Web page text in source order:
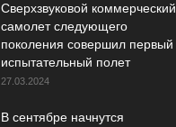
Сверхзвуковой коммерческий
самолет следующего
поколения совершил первый
испытательный полет
27.03.2024
В сентябре начнутся